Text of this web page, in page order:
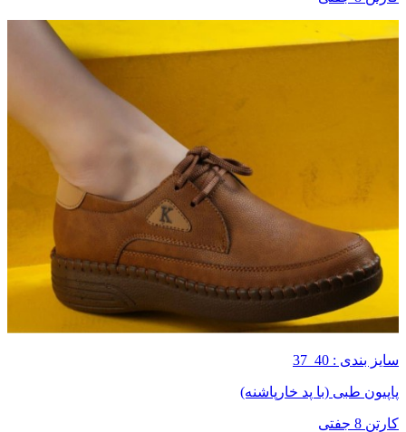
سایز بندی : 40_37
پاپیون طبی (با پد خارپاشنه)
کارتن 8 جفتی